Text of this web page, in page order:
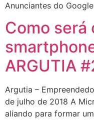
Anunciantes do
Como será
ARGUTIA
Argutia –
de julho de 2018 A
aliando para formar